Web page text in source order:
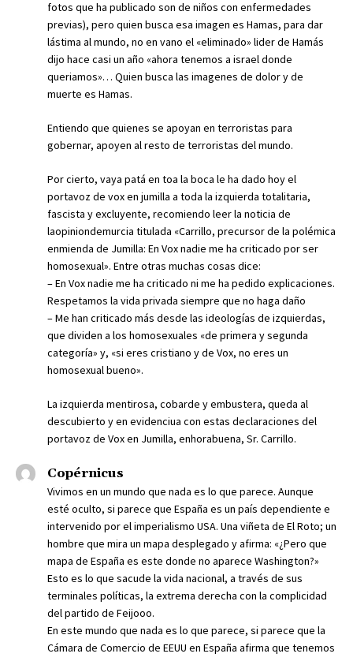
fotos que ha publicado son de niños con enfermedades
previas), pero quien busca esa imagen es Hamas, para dar
lástima al mundo, no en vano el «eliminado» lider de Hamás
dijo hace casi un año «ahora tenemos a israel donde
queriamos»… Quien busca las imagenes de dolor y de
muerte es Hamas.
Entiendo que quienes se apoyan en terroristas para
gobernar, apoyen al resto de terroristas del mundo.
Por cierto, vaya patá en toa la boca le ha dado hoy el
portavoz de vox en jumilla a toda la izquierda totalitaria,
fascista y excluyente, recomiendo leer la noticia de
laopiniondemurcia titulada «Carrillo, precursor de la polémica
enmienda de Jumilla: En Vox nadie me ha criticado por ser
homosexual». Entre otras muchas cosas dice:
– En Vox nadie me ha criticado ni me ha pedido explicaciones.
Respetamos la vida privada siempre que no haga daño
– Me han criticado más desde las ideologías de izquierdas,
que dividen a los homosexuales «de primera y segunda
categoría» y, «si eres cristiano y de Vox, no eres un
homosexual bueno».
La izquierda mentirosa, cobarde y embustera, queda al
descubierto y en evidenciua con estas declaraciones del
portavoz de Vox en Jumilla, enhorabuena, Sr. Carrillo.
Copérnicus
Vivimos en un mundo que nada es lo que parece. Aunque
esté oculto, si parece que España es un país dependiente e
intervenido por el imperialismo USA. Una viñeta de El Roto; un
hombre que mira un mapa desplegado y afirma: «¿Pero que
mapa de España es este donde no aparece Washington?»
Esto es lo que sacude la vida nacional, a través de sus
terminales políticas, la extrema derecha con la complicidad
del partido de Feijooo.
En este mundo que nada es lo que parece, si parece que la
Cámara de Comercio de EEUU en España afirma que tenemos